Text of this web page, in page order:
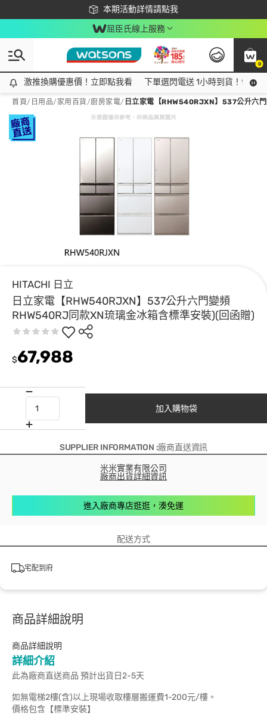
本期活動詳情請點我
下載app最高回饋$350
屈臣氏線上服務
0
激推換購優惠價！立即點我看
激推換購優惠價！立即點我看 下單選閃電送 1小時到貨！領神
首頁/ 日用品/ 家用百貨/廚房家電/ 日立家電【RHW540RJXN】537公升六
HITACHI 日立
日立家電【RHW540RJXN】537公升六門變頻
RHW540RJ同款XN琉璃金冰箱含標準安裝)(回函贈)
$67,988
加入購物袋
SUPPLIER INFORMATION :廠商直送資訊
米米實業有限公司
廠商出貨詳細資訊
進入廠商專店逛逛，湊免運
配送方式
宅配到府
商品詳細說明
商品詳細說明
詳細介紹
此為廠商直送商品 預計出貨日2-5天
如無電梯2樓(含)以上現場收取樓層搬運費1-200元/樓。
價格包含【標準安裝】